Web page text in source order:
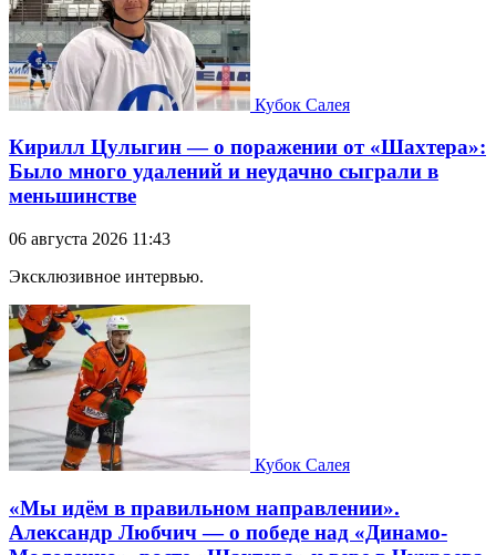
Кубок Салея
Кирилл Цулыгин — о поражении от «Шахтера»:
Было много удалений и неудачно сыграли в
меньшинстве
06 августа 2026 11:43
Эксклюзивное интервью.
Кубок Салея
«Мы идём в правильном направлении».
Александр Любчич — о победе над «Динамо-